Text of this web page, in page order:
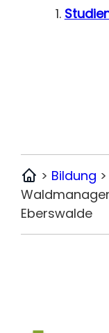
Home
> Bildung >
Eberswalde